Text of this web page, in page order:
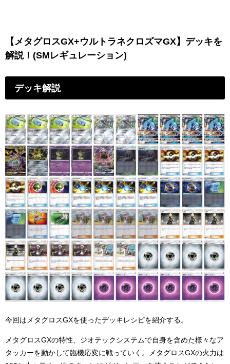
【メタグロスGX+ウルトラネクロズマGX】デッキを
解説！(SMレギュレーション)
デッキ解説
今回はメタグロスGXを使ったデッキレシピを紹介する。
メタグロスGXの特性、ジオテックシステムで自身を含めた様々なア
タッカーを動かして臨機応変に戦っていく。メタグロスGXの火力は